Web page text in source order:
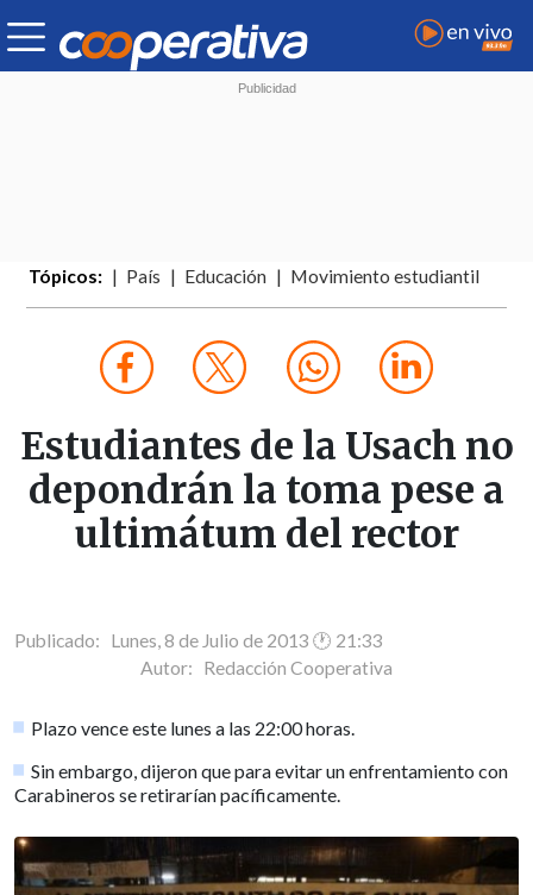
Tópicos: País Educación Movimiento estudiantil
Estudiantes de la Usach no
depondrán la toma pese a
ultimátum del rector
Publicado: Lunes, 8 de Julio de 2013 🕐 21:33
Autor: Redacción Cooperativa
Plazo vence este lunes a las 22:00 horas.
Sin embargo, dijeron que para evitar un enfrentamiento con
Carabineros se retirarían pacíficamente.